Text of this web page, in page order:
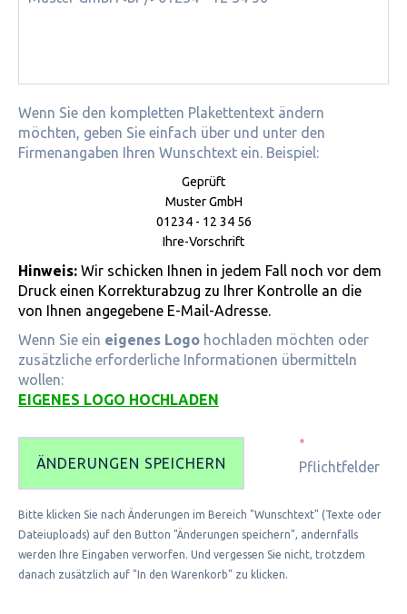
Wenn Sie den kompletten Plakettentext ändern
möchten, geben Sie einfach über und unter den
Firmenangaben Ihren Wunschtext ein. Beispiel:
Geprüft
Muster GmbH
01234 - 12 34 56
Ihre-Vorschrift
Hinweis: Wir schicken Ihnen in jedem Fall noch vor dem
Druck einen Korrekturabzug zu Ihrer Kontrolle an die
von Ihnen angegebene E-Mail-Adresse.
Wenn Sie ein eigenes Logo hochladen möchten oder
zusätzliche erforderliche Informationen übermitteln
wollen:
EIGENES LOGO HOCHLADEN
ÄNDERUNGEN SPEICHERN
*
Pflichtfelder
Bitte klicken Sie nach Änderungen im Bereich "Wunschtext" (Texte oder
Dateiuploads) auf den Button "Änderungen speichern", andernfalls
werden Ihre Eingaben verworfen. Und vergessen Sie nicht, trotzdem
danach zusätzlich auf "In den Warenkorb" zu klicken.